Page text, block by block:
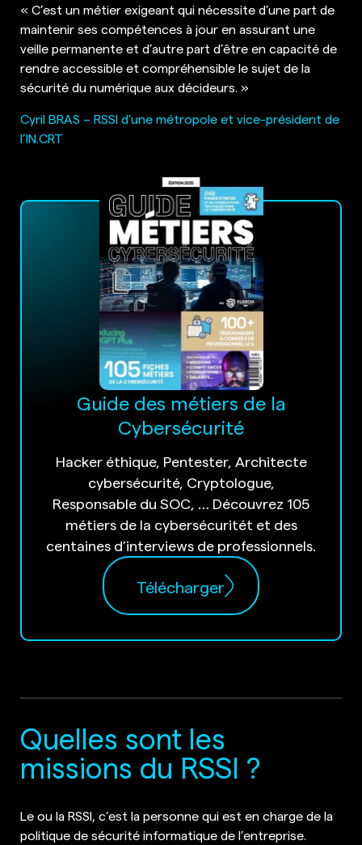
« C’est un métier exigeant qui nécessite d’une part de
maintenir ses compétences à jour en assurant une
veille permanente et d’autre part d’être en capacité de
rendre accessible et compréhensible le sujet de la
sécurité du numérique aux décideurs. »
Cyril BRAS – RSSI d’une métropole et vice-président de
l’IN.CRT
Guide des métiers de la
Cybersécurité
Hacker éthique, Pentester, Architecte
cybersécurité, Cryptologue,
Responsable du SOC, … Découvrez 105
métiers de la cybersécuritét et des
centaines d’interviews de professionnels.
Télécharger
Quelles sont les
missions du RSSI ?
Le ou la RSSI, c’est la personne qui est en charge de la
politique de sécurité informatique de l’entreprise.